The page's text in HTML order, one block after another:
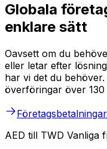
Globala
enklare sätt
Oavsett om du
eller letar efter
har vi det du
överföringar över
Företagsbetalningar
AED till TWD Vanliga